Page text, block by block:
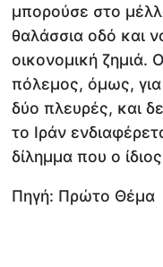
μπορούσε στο
θαλάσσια οδό και
οικονομική ζημιά.
πόλεμος, όμως, για
δύο πλευρές, και
το Ιράν
δίλημμα που ο
Πηγή: Πρώτο Θέμα